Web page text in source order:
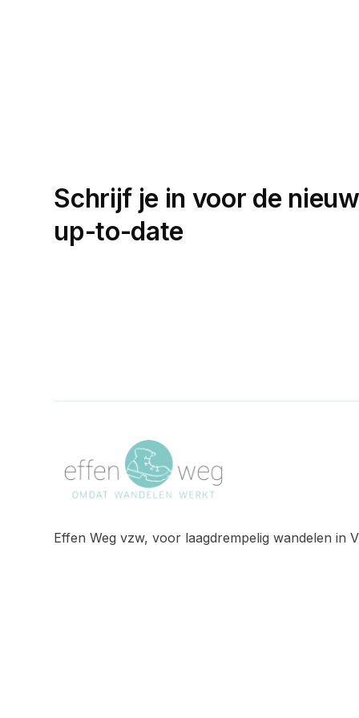
Schrijf je in voor de
up-to-date
Effen Weg vzw, voor laagdrempelig wandelen in